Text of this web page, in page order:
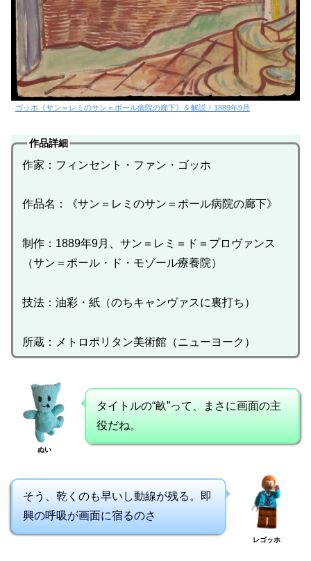
ゴッホ《サン＝レミのサン＝ポール病院の廊下》を解説！1889年9月
作品詳細
作家：フィンセント・ファン・ゴッホ
作品名：《サン＝レミのサン＝ポール病院の廊下》
制作：1889年9月、サン＝レミ＝ド＝プロヴァンス
（サン＝ポール・ド・モゾール療養院）
技法：油彩・紙（のちキャンヴァスに裏打ち）
所蔵：メトロポリタン美術館（ニューヨーク）
ぬい
タイトルの“畝”って、まさに画面の主
役だね。
そう、乾くのも早いし動線が残る。即
興の呼吸が画面に宿るのさ
レゴッホ